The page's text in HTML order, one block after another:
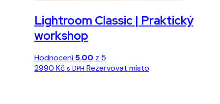
Lightroom Classic | Praktický
workshop
Hodnocení 5.00 z 5
2990 Kč s DPH Rezervovat místoTento